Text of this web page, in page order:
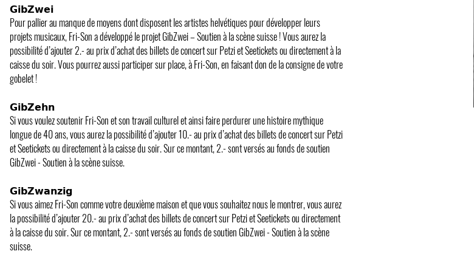
𝗚𝗶𝗯𝗭𝘄𝗲𝗶
Pour pallier au manque de moyens dont disposent les artistes helvétiques pour développer leurs
projets musicaux, Fri-Son a développé le projet GibZwei – Soutien à la scène suisse ! Vous aurez la
possibilité d’ajouter 2.- au prix d’achat des billets de concert sur Petzi et Seetickets ou directement à la
caisse du soir. Vous pourrez aussi participer sur place, à Fri-Son, en faisant don de la consigne de votre
gobelet !
𝗚𝗶𝗯𝗭𝗲𝗵𝗻
Si vous voulez soutenir Fri-Son et son travail culturel et ainsi faire perdurer une histoire mythique
longue de 40 ans, vous aurez la possibilité d’ajouter 10.- au prix d’achat des billets de concert sur Petzi
et Seetickets ou directement à la caisse du soir. Sur ce montant, 2.- sont versés au fonds de soutien
GibZwei - Soutien à la scène suisse.
𝗚𝗶𝗯𝗭𝘄𝗮𝗻𝘇𝗶𝗴
Si vous aimez Fri-Son comme votre deuxième maison et que vous souhaitez nous le montrer, vous aurez
la possibilité d’ajouter 20.- au prix d’achat des billets de concert sur Petzi et Seetickets ou directement
à la caisse du soir. Sur ce montant, 2.- sont versés au fonds de soutien GibZwei - Soutien à la scène
suisse.